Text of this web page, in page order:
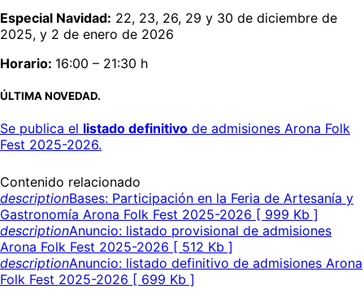
Especial Navidad: 22, 23, 26, 29 y 30 de diciembre de
2025, y 2 de enero de 2026
Horario: 16:00 – 21:30 h
ÚLTIMA NOVEDAD.
Se publica el listado definitivo de admisiones Arona Folk
Fest 2025-2026.
Contenido relacionado
descriptionBases: Participación en la Feria de Artesanía y
Gastronomía Arona Folk Fest 2025-2026 [ 999 Kb ]
descriptionAnuncio: listado provisional de admisiones
Arona Folk Fest 2025-2026 [ 512 Kb ]
descriptionAnuncio: listado definitivo de admisiones Arona
Folk Fest 2025-2026 [ 699 Kb ]